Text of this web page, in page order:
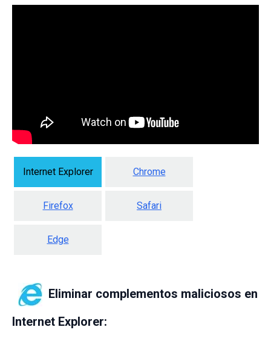
Internet Explorer Chrome
Firefox Safari
Edge
Eliminar complementos maliciosos en
Internet Explorer: